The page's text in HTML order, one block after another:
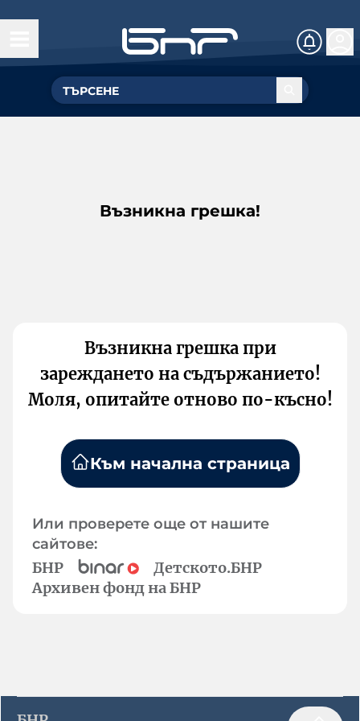
Възникна грешка!
Възникна грешка при
зареждането на съдържанието!
Моля, опитайте отново по-късно!
Към начална страница
Или проверете още от нашите
сайтове:
БНР
Детското.БНР
Архивен фонд на БНР